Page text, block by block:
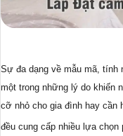
Sự đa dạng về mẫu mã, tính
một trong những lý do khiến
cỡ nhỏ cho gia đình hay cần
đều cung cấp nhiều lựa chọn